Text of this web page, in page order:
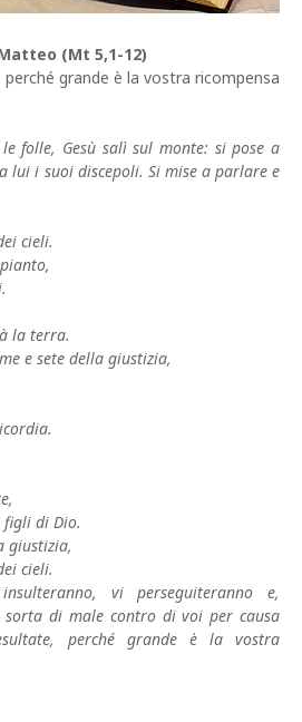
(Mt 5,1-12)
grande è la vostra ricompensa
folle, Gesù salì sul monte: si pose a
lui i suoi discepoli. Si mise a parlare e
cieli.
la terra.
e sete della giustizia,
figli di Dio.
giustizia,
cieli.
vi perseguiteranno e,
di male contro di voi per causa
perché grande è la vostra